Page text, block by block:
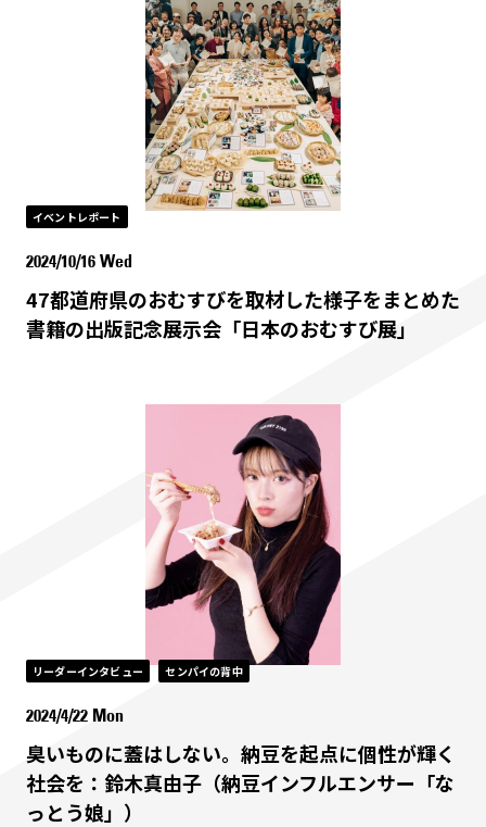
イベントレポート
2024/10/16 Wed
47都道府県のおむすびを取材した様子をまとめた
書籍の出版記念展示会「日本のおむすび展」
リーダーインタビュー センパイの背中
2024/4/22 Mon
臭いものに蓋はしない。納豆を起点に個性が輝く
社会を：鈴木真由子（納豆インフルエンサー「な
っとう娘」）